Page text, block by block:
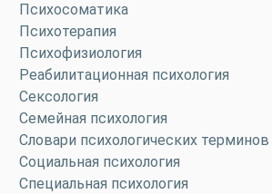
Психосоматика
Психотерапия
Психофизиология
Реабилитационная психология
Сексология
Семейная психология
Словари психологических терминов
Социальная психология
Специальная психология